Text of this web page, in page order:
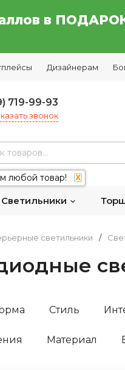
в
Дизайнерам
719-99-93
звонок
любой товар! X
Светильники
светильники /
Стиль
Материал